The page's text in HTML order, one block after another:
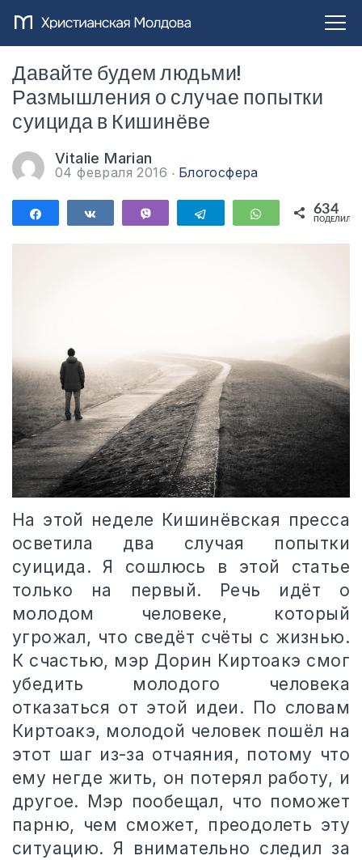
Давайте будем людьми!
Размышления о случае попытки
суицида в Кишинёве
Vitalie Marian
04 февраля 2016 Блогосфера
ПоделитьсяПоделиться Telegram WhatsApp
634
На этой неделе Кишинёвская пресса
осветила два случая попытки
суицида. Я сошлюсь в этой статье
только на первый. Речь идёт о
молодом человеке, который
угрожал, что сведёт счёты с жизнью.
К счастью, мэр Дорин Киртоакэ смог
убедить молодого человека
отказаться от этой идеи. По словам
Киртоакэ, молодой человек пошёл на
этот шаг из-за отчаяния, потому что
ему негде жить, он потерял работу, и
другое. Мэр пообещал, что поможет
парню, чем сможет, преодолеть эту
ситуацию. Я внимательно следил за